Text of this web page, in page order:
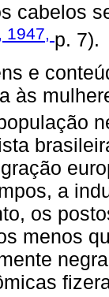
cabelos
1947, p. 7).
e
às
a
os
menos